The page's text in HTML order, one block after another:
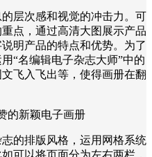
层次感和视觉的冲击力。可
点，通过高清大图展示产品
明产品的特点和优势。为了
“名编辑电子杂志大师”中的
飞入飞出等，使得画册在翻
的排版风格，运用网格系统
可以将页面分为左右两栏，